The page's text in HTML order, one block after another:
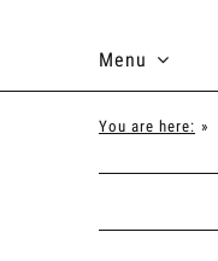
Menu
You are here: »